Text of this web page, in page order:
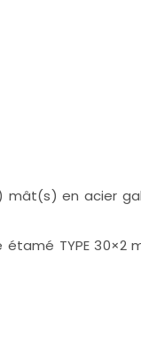
mât(s) en acier
TYPE 30×2